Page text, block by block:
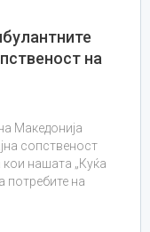
на
Македонија
сопственост
нашата „Куќа
потребите на